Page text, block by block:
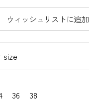
ウィッシュリストに追加
size
36
38